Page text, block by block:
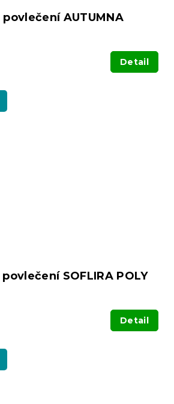
AUTUMNA
Detail
SOFLIRA POLY
Detail